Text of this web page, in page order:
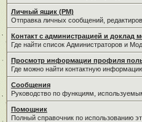
Личный ящик (PM)
Отправка личных сообщений,
Контакт с администрацией и доклад
Где найти список Администраторов и
Просмотр информации профиля
Где можно найти контактную
Сообщения
Руководство по функциям,
Помощник
Полный справочник по использованию